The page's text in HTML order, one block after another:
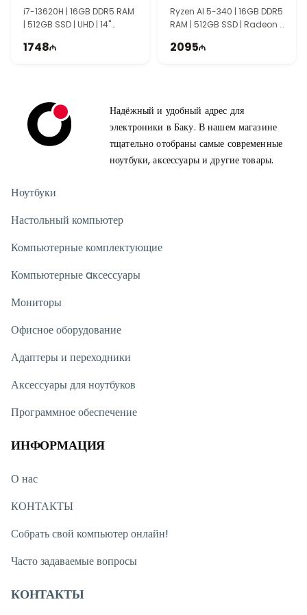
i7-13620H | 16GB DDR5 RAM
| 512GB SSD | UHD | 14"
1748
90NB14U1-M007L0
Ryzen AI 5-340 | 16GB DDR5
RAM | 512GB SSD | Radeon |
2095
Надёжный и удобный адрес для
электроники в Баку. В нашем магазине
тщательно отобраны самые современные
ноутбуки, аксессуары и другие товары.
Ноутбуки
Настольный компьютер
Компьютерные комплектующие
Компьютерные aксессуары
Мониторы
Офисное оборудование
Адаптеры и переходники
Аксессуары для ноутбуков
Программное обеспечение
ИНФОРМАЦИЯ
О нас
КОНТАКТЫ
Собрать свой компьютер онлайн!
Часто задаваемые вопросы
КОНТАКТЫ